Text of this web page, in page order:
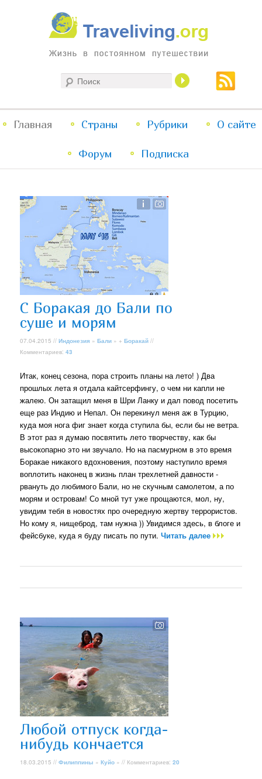
Traveliving
Жизнь в постоянном путешествии
меню
Перейти
к
содержимому
Перейти
к
содержимому
Главная Страны Рубрики О сайте
Форум Подписка
С Боракая до Бали по
суше и морям
07.04.2015 //Индонезия »Бали » +Боракай //
Комментариев:43
Итак, конец сезона, пора строить планы на лето! ) Два
прошлых лета я отдала кайтсерфингу, о чем ни капли не
жалею. Он затащил меня в Шри Ланку и дал повод посетить
еще раз Индию и Непал. Он перекинул меня аж в Турцию,
куда моя нога фиг знает когда ступила бы, если бы не ветра.
В этот раз я думаю посвятить лето творчеству, как бы
высокопарно это ни звучало. Но на пасмурном в это время
Боракае никакого вдохновения, поэтому наступило время
воплотить наконец в жизнь план трехлетней давности -
рвануть до любимого Бали, но не скучным самолетом, а по
морям и островам! Со мной тут уже прощаются, мол, ну,
увидим тебя в новостях про очередную жертву террористов.
Но кому я, нищеброд, там нужна )) Увидимся здесь, в блоге и
фейсбуке, куда я буду писать по пути.Читать далее
Любой отпуск когда-
нибудь кончается
18.03.2015 //Филиппины »Куйо » // Комментариев:20